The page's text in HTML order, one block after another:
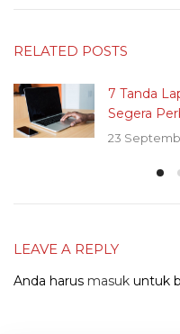
RELATED POSTS
7 Tanda
Segera
23
LEAVE A REPLY
Anda harus masuk untuk